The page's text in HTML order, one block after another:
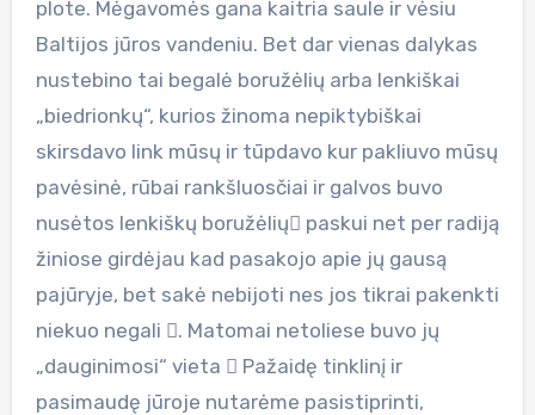
plote. Mėgavomės gana kaitria saule ir vėsiu
Baltijos jūros vandeniu. Bet dar vienas dalykas
nustebino tai begalė boružėlių arba lenkiškai
„biedrionkų“, kurios žinoma nepiktybiškai
skirsdavo link mūsų ir tūpdavo kur pakliuvo mūsų
pavėsinė, rūbai rankšluosčiai ir galvos buvo
nusėtos lenkiškų boružėlių paskui net per radiją
žiniose girdėjau kad pasakojo apie jų gausą
pajūryje, bet sakė nebijoti nes jos tikrai pakenkti
niekuo negali . Matomai netoliese buvo jų
„dauginimosi“ vieta  Pažaidę tinklinį ir
pasimaudę jūroje nutarėme pasistiprinti,